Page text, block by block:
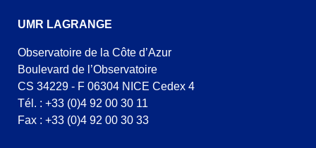
UMR LAGRANGE
Observatoire de la Côte d’Azur
Boulevard de l’Observatoire
CS 34229 - F 06304 NICE Cedex 4
Tél. : +33 (0)4 92 00 30 11
Fax : +33 (0)4 92 00 30 33